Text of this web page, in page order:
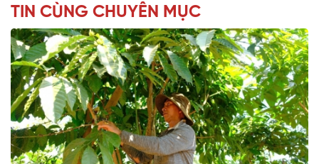
TIN CÙNG CHUYÊN MỤC